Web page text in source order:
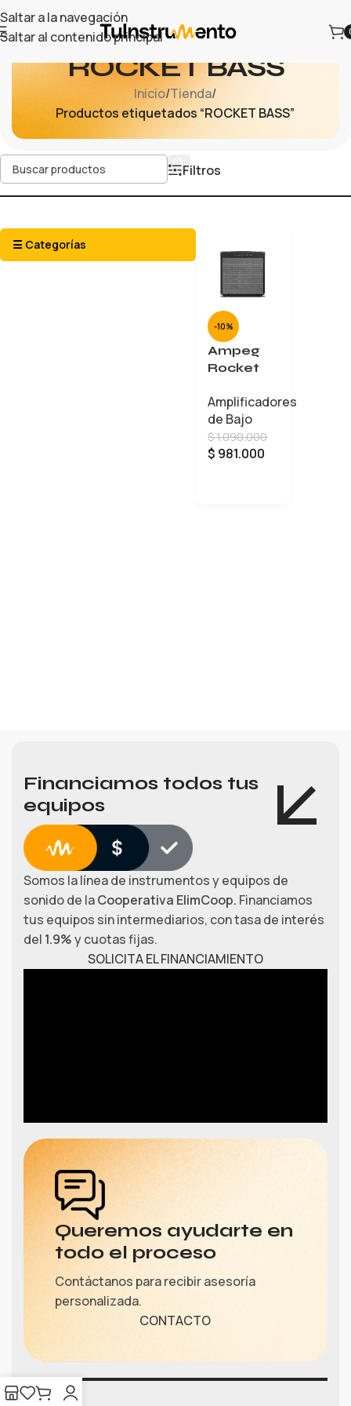
Saltar a la navegación
Saltar al contenido principal
ROCKET BASS
Inicio/Tienda/
Productos etiquetados “ROCKET BASS”
Filtros
☰ Categorías
-10%
Ampeg
Rocket
108
Amplificadores
de Bajo
$1.090.000
$ 981.000
Financiamos todos tus
equipos
Somos la línea de instrumentos y equipos de
sonido de laCooperativa ElimCoop. Financiamos
tus equipos sin intermediarios, con tasa de interés
del 1.9%y cuotas fijas.
SOLICITA EL FINANCIAMIENTO
Queremos ayudarte en
todo el proceso
Contáctanos para recibir asesoría
personalizada.
CONTACTO